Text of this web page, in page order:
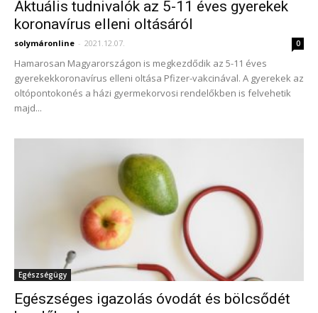
Aktuális tudnivalók az 5-11 éves gyerekek
koronavírus elleni oltásáról
solymáronline - 2021.12.07. 0
Hamarosan Magyarországon is megkezdődik az 5-11 éves
gyerekekkoronavírus elleni oltása Pfizer-vakcinával. A gyerekek az
oltópontokonés a házi gyermekorvosi rendelőkben is felvehetik
majd...
Egészségügy
Egészséges igazolás óvodát és bölcsődét